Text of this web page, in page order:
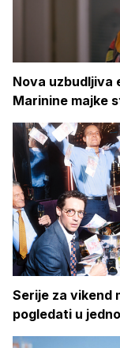
Nova uzbudljiva
Marinine majke
Serije za vikend
pogledati u